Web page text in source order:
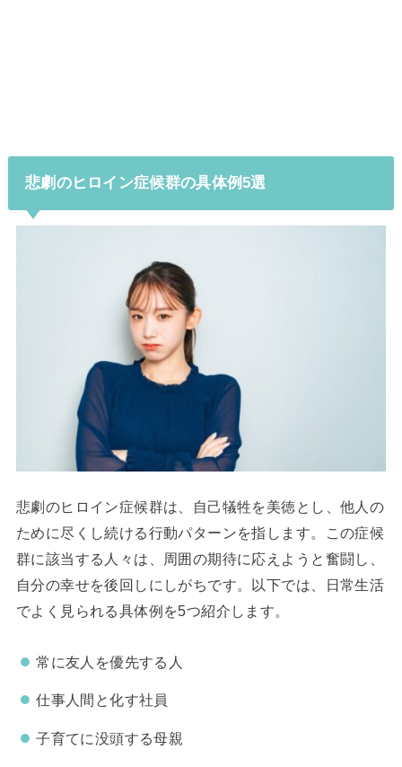
悲劇のヒロイン症候群の具体例5選
悲劇のヒロイン症候群は、自己犠牲を美徳とし、他人の
ために尽くし続ける行動パターンを指します。この症候
群に該当する人々は、周囲の期待に応えようと奮闘し、
自分の幸せを後回しにしがちです。以下では、日常生活
でよく見られる具体例を5つ紹介します。
常に友人を優先する人
仕事人間と化す社員
子育てに没頭する母親